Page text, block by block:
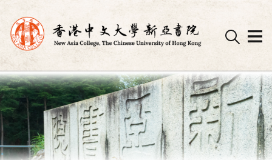
Skip
to
content